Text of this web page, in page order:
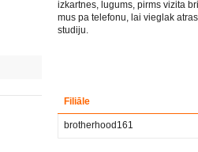
izkartnes, lugums, pirms vizita
mus pa telefonu, lai vieglak
studiju.
Filiāle
brotherhood161